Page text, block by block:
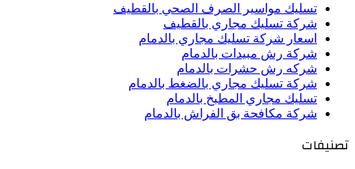
تسليك مواسير الصرف الصحي بالقطيف
شركة تسليك مجاري بالقطيف
اسعار شركة تسليك مجاري بالدمام
شركة رش مبيدات بالدمام
شركه رش حشرات بالدمام
شركة تسليك مجاري بالضغط بالدمام
تسليك مجاري المطبخ بالدمام
شركة مكافحة بق الفراش بالدمام
تصنيفات